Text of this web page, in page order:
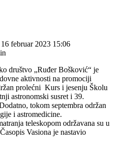
februar 2023 15:06
društvo „Ruđer Bošković“ je
aktivnosti na promociji
prolećni Kurs i jesenju Školu
astronomski susret i 39.
tokom septembra održan
i astromedicine.
teleskopom održavana su u
Vasiona je nastavio